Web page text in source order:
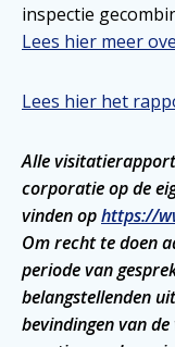
inspectie
Lees hier meer
Lees hier het
Alle
corporatie op de
vinden ophttps://
Om recht te doen
periode van
belangstellenden
bevindingen van